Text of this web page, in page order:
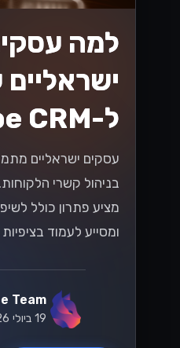
למה
ישראליים
ל-Lynxbe CRM
עסקים ישראליים
מציע פתרון כולל
ומסייע לעמוד
Team
19 ביולי 2026